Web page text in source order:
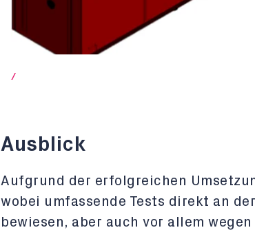
/
Ausblick
Aufgrund der erfolgreichen
wobei umfassende Tests direkt an
bewiesen, aber auch vor allem